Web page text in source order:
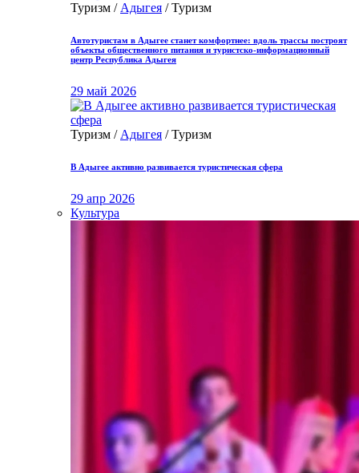
Туризм / Адыгея / Туризм
Автотуристам в Адыгее станет комфортнее: вдоль трассы построят
объекты общественного питания и туристско-информационный
центр Республика Адыгея
29 май 2026
Туризм / Адыгея / Туризм
В Адыгее активно развивается туристическая сфера
29 апр 2026
Культура